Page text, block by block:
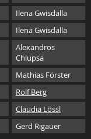
Ilena Gwisdalla
Ilena Gwisdalla
Alexandros
Chlupsa
Mathias Förster
Rolf Berg
Claudia Lössl
Gerd Rigauer